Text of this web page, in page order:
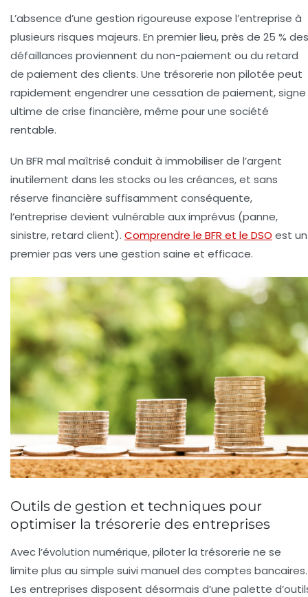
L’absence d’une gestion rigoureuse expose l’entreprise à
plusieurs risques majeurs. En premier lieu, près de 25 % des
défaillances proviennent du non-paiement ou du retard
de paiement des clients. Une trésorerie non pilotée peut
rapidement engendrer une cessation de paiement, signe
ultime de crise financière, même pour une société
rentable.
Un BFR mal maîtrisé conduit à immobiliser de l’argent
inutilement dans les stocks ou les créances, et sans
réserve financière suffisamment conséquente,
l’entreprise devient vulnérable aux imprévus (panne,
sinistre, retard client). Comprendre le BFR et le DSO est un
premier pas vers une gestion saine et efficace.
Outils de gestion et techniques pour
optimiser la trésorerie des entreprises
Avec l’évolution numérique, piloter la trésorerie ne se
limite plus au simple suivi manuel des comptes bancaires.
Les entreprises disposent désormais d’une palette